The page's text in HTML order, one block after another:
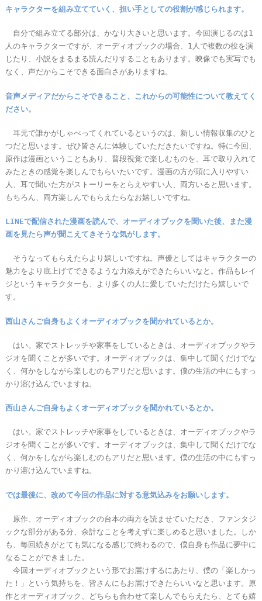
キャラクターを組み立てていく、担い手としての役割が感じられます。
自分で組み立てる部分は、かなり大きいと思います。今回演じるのは1
人のキャラクターですが、オーディオブックの場合、1人で複数の役を演
じたり、小説をまるまる読んだりすることもあります。映像でも実写でも
なく、声だからこそできる面白さがありますね。
音声メディアだからこそできること、これからの可能性について教えてく
ださい。
耳元で誰かがしゃべってくれているというのは、新しい情報収集のひと
つだと思います。ぜひ皆さんに体験していただきたいですね。特に今回、
原作は漫画ということもあり、普段視覚で楽しむものを、耳で取り入れて
みたときの感覚を楽しんでもらいたいです。漫画の方が頭に入りやすい
人、耳で聞いた方がストーリーをとらえやすい人、両方いると思います。
もちろん、両方楽しんでもらえたらなお嬉しいですね。
LINEで配信された漫画を読んで、オーディオブックを聞いた後、また漫
画を見たら声が聞こえてきそうな気がします。
そうなってもらえたらより嬉しいですね。声優としてはキャラクターの
魅力をより底上げてできるような力添えができたらいいなと。作品もレイ
ジというキャラクターも、より多くの人に愛していただけたら嬉しいで
す。
西山さんご自身もよくオーディオブックを聞かれているとか。
はい。家でストレッチや家事をしているときは、オーディオブックやラ
ジオを聞くことが多いです。オーディオブックは、集中して聞くだけでな
く、何かをしながら楽しむのもアリだと思います。僕の生活の中にもすっ
かり溶け込んでいますね。
西山さんご自身もよくオーディオブックを聞かれているとか。
はい。家でストレッチや家事をしているときは、オーディオブックやラ
ジオを聞くことが多いです。オーディオブックは、集中して聞くだけでな
く、何かをしながら楽しむのもアリだと思います。僕の生活の中にもすっ
かり溶け込んでいますね。
では最後に、改めて今回の作品に対する意気込みをお願いします。
原作、オーディオブックの台本の両方を読ませていただき、ファンタジ
ックな部分がある分、余計なことを考えずに楽しめると思いました。しか
も、毎回続きがとても気になる感じで終わるので、僕自身も作品に夢中に
なることができました。
今回オーディオブックという形でお届けするにあたり、僕の「楽しかっ
た！」という気持ちを、皆さんにもお届けできたらいいなと思います。原
作とオーディオブック、どちらも合わせて楽しんでもらえたら、とても嬉